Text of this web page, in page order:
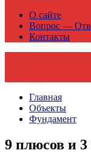
О сайте
Вопрос —
Контакты
Главная
Объекты
Фундамент
9 плюсов и